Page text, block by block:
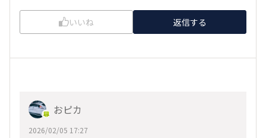
いいね 返信する
おピカ
2026/02/05 17:27